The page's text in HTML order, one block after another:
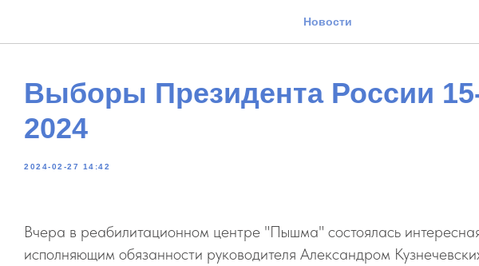
Новости
Выборы Президента России
2024
2024-02-27 14:42
Вчера в реабилитационном центре "Пышма" состоялась
исполняющим обязанности руководителя Александром